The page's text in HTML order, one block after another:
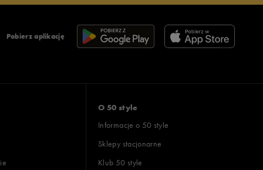
Pobierz aplikację
O 50 style
Informacje o 50 style
Sklepy stacjonarne
Klub 50 style